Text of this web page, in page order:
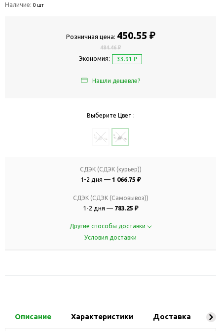
Наличие: 0 шт
Розничная цена: 450.55 ₽
484.46 ₽
Экономия: 33.91 ₽
Нашли дешевле?
Выберите Цвет :
СДЭК (СДЭК (курьер))
1-2 дня — 1 066.75 ₽
СДЭК (СДЭК (Самовывоз))
1-2 дня — 783.25 ₽
Другие способы доставки
Условия доставки
Описание Характеристики Доставка